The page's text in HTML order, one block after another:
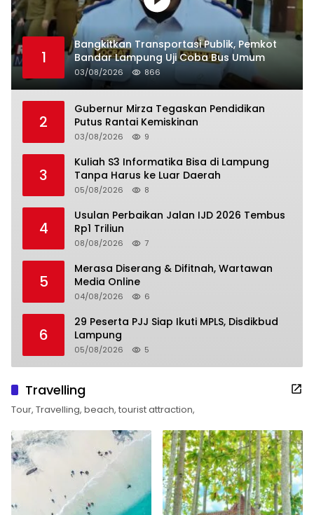
1
Bangkitkan Transportasi Publik, Pemkot
Bandar Lampung Uji Coba Bus Umum
03/08/2026 866
2
Gubernur Mirza Tegaskan Pendidikan
Putus Rantai Kemiskinan
03/08/2026 9
3
Kuliah S3 Informatika Bisa di Lampung
Tanpa Harus ke Luar Daerah
05/08/2026 8
4
Usulan Perbaikan Jalan IJD 2026 Tembus
Rp1 Triliun
08/08/2026 7
5
Merasa Diserang & Difitnah, Wartawan
Media Online
04/08/2026 6
6
29 Peserta PJJ Siap Ikuti MPLS, Disdikbud
Lampung
05/08/2026 5
Travelling
Tour, Travelling, beach, tourist attraction,